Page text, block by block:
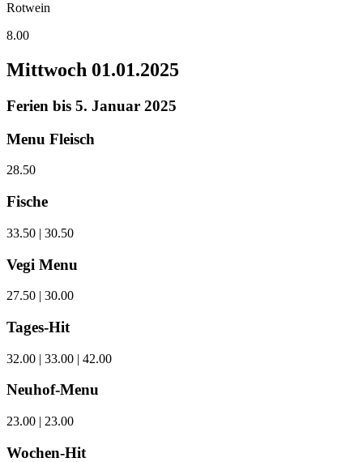
Rotwein
8.00
Mittwoch 01.01.2025
Ferien bis 5. Januar 2025
Menu Fleisch
28.50
Fische
33.50 | 30.50
Vegi Menu
27.50 | 30.00
Tages-Hit
32.00 | 33.00 | 42.00
Neuhof-Menu
23.00 | 23.00
Wochen-Hit